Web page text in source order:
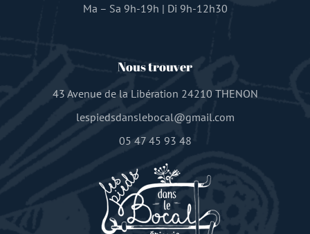
Ma – Sa 9h-19h | Di 9h-12h30
Nous trouver
43 Avenue de la Libération 24210 THENON
lespiedsdanslebocal@gmail.com
05 47 45 93 48